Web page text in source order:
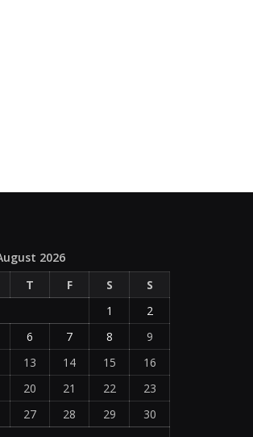
2026
T F S
S
1
2
6 7 8
9
13 14 15
16
20 21 22
23
27 28 29
30